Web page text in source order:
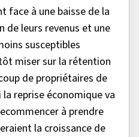
face à une baisse de la
de leurs revenus et une
susceptibles
miser sur la rétention
de propriétaires de
reprise économique va
à prendre
la croissance de